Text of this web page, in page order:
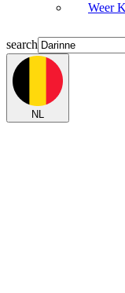
Weer
search
NL